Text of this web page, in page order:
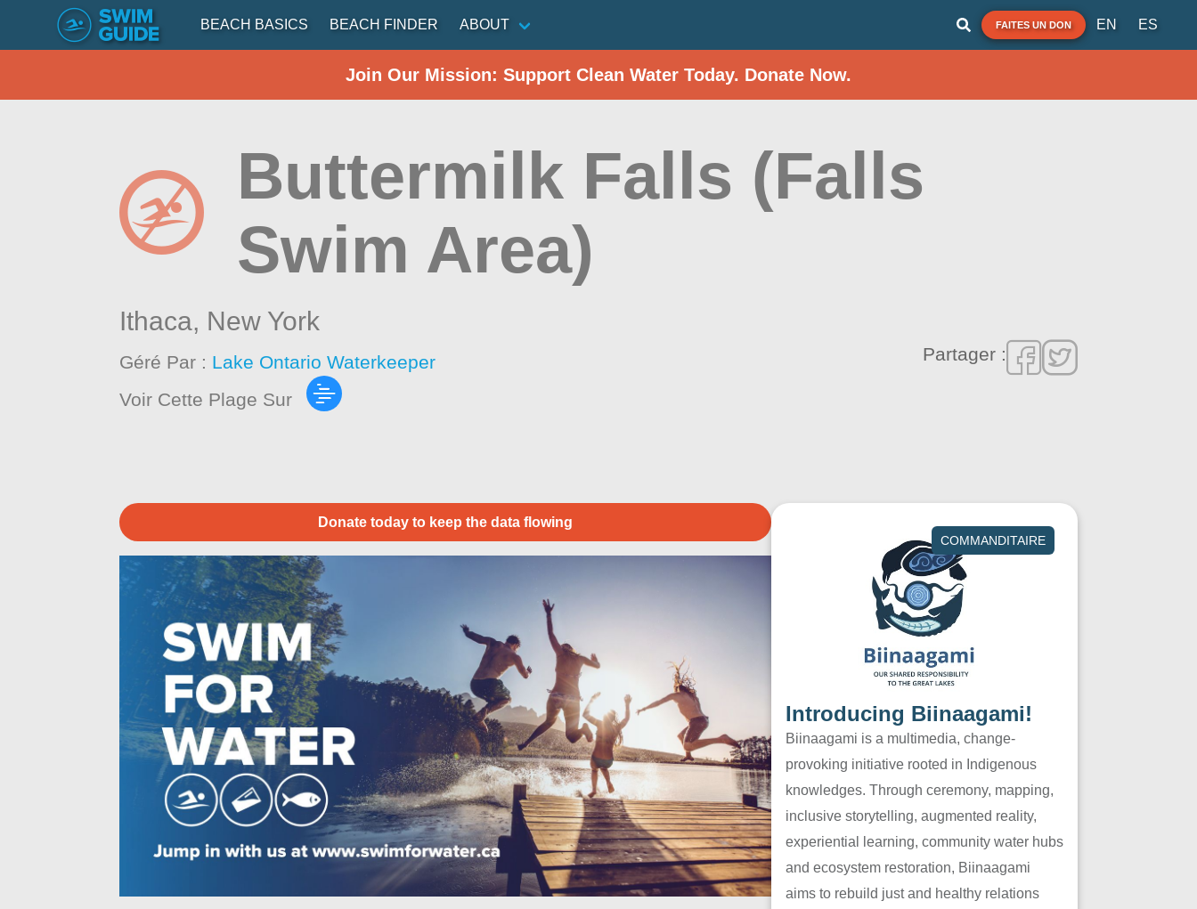
BEACH BASICS BEACH FINDER ABOUT FAITES UN DON EN ES
Join Our Mission: Support Clean Water Today. Donate Now.
Buttermilk Falls (Falls
Swim Area)
Ithaca, New York
Géré Par : Lake Ontario Waterkeeper
Voir Cette Plage Sur
Partager :
Donate today to keep the data flowing
COMMANDITAIRE
Introducing Biinaagami!
Biinaagami is a multimedia, change-
provoking initiative rooted in Indigenous
knowledges. Through ceremony, mapping,
inclusive storytelling, augmented reality,
experiential learning, community water hubs
and ecosystem restoration, Biinaagami
aims to rebuild just and healthy relations